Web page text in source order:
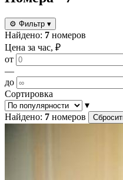
⚙ Фильтр ▾
Найдено: 7 номеров
Цена за час, ₽
от
—
до
Сортировка
▾
Найдено: 7 номеров